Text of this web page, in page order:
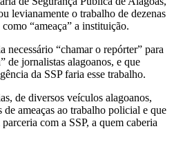
levianamente o trabalho de dezenas
“ameaça” a instituição.
necessário “chamar o repórter” para
de jornalistas alagoanos, e que
da SSP faria esse trabalho.
de diversos veículos alagoanos,
ameaças ao trabalho policial e que
com a SSP, a quem caberia